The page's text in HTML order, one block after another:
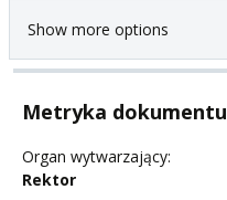
Show more options
Metryka dokumentu
Organ wytwarzający:
Rektor